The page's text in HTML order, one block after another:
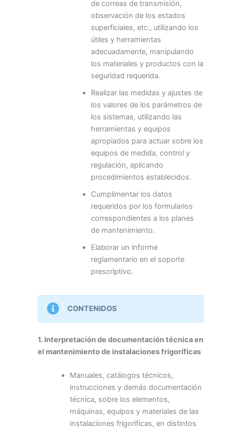
de correas de transmisión,
observación de los estados
superficiales, etc., utilizando los
útiles y herramientas
adecuadamente, manipulando
los materiales y productos con la
seguridad requerida.
Realizar las medidas y ajustes de
los valores de los parámetros de
los sistemas, utilizando las
herramientas y equipos
apropiados para actuar sobre los
equipos de medida, control y
regulación, aplicando
procedimientos establecidos.
Cumplimentar los datos
requeridos por los formularios
correspondientes a los planes
de mantenimiento.
Elaborar un informe
reglamentario en el soporte
prescriptivo.
CONTENIDOS
1. Interpretación de documentación técnica en
el mantenimiento de instalaciones frigoríficas
Manuales, catálogos técnicos,
instrucciones y demás documentación
técnica, sobre los elementos,
máquinas, equipos y materiales de las
instalaciones frigoríficas, en distintos